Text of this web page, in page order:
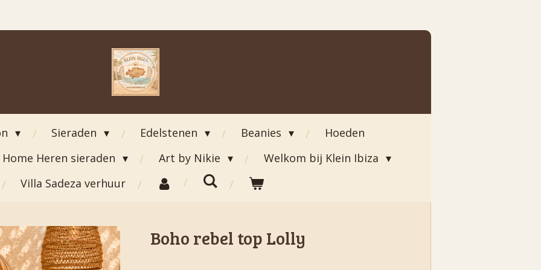
Sieraden Edelstenen Beanies
Hoeden
Home Heren sieraden Art by Nikie
Welkom bij Klein Ibiza
Villa Sadeza verhuur
Boho rebel top Lolly